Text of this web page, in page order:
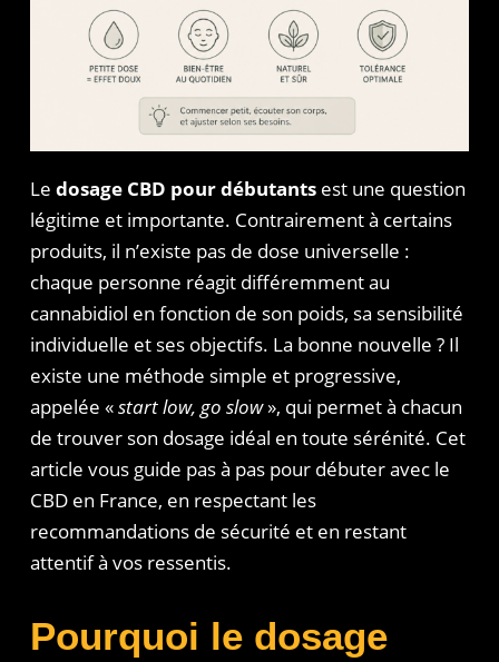
Le dosage CBD pour débutantsest une question
légitime et importante. Contrairement à certains
produits, il n’existe pas de dose universelle :
chaque personne réagit différemment au
cannabidiol en fonction de son poids, sa sensibilité
individuelle et ses objectifs. La bonne nouvelle ? Il
existe une méthode simple et progressive,
appelée «start low, go slow», qui permet à chacun
de trouver son dosage idéal en toute sérénité. Cet
article vous guide pas à pas pour débuter avec le
CBD en France, en respectant les
recommandations de sécurité et en restant
attentif à vos ressentis.
Pourquoi le dosage